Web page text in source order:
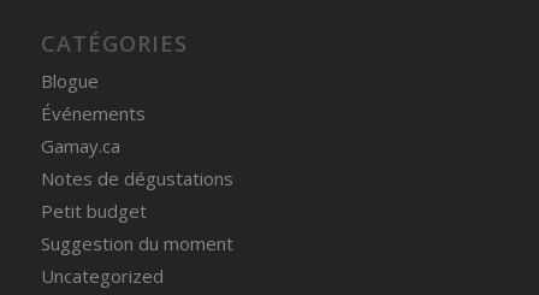
CATÉGORIES
Blogue
Événements
Gamay.ca
Notes de dégustations
Petit budget
Suggestion du moment
Uncategorized